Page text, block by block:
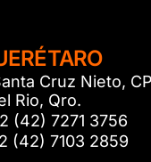
Cruz Nieto,
Rio, Qro.
(42) 7271 3756
(42) 7103 2859